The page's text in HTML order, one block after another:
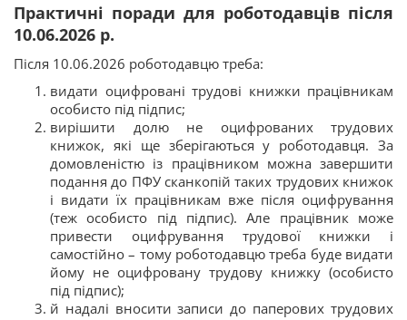
Практичні поради для роботодавців після
10.06.2026 р.
Після 10.06.2026 роботодавцю треба:
видати оцифровані трудові книжки працівникам
особисто під підпис;
вирішити долю не оцифрованих трудових
книжок, які ще зберігаються у роботодавця. За
домовленістю із працівником можна завершити
подання до ПФУ сканкопій таких трудових книжок
і видати їх працівникам вже після оцифрування
(теж особисто під підпис). Але працівник може
привести оцифрування трудової книжки і
самостійно – тому роботодавцю треба буде видати
йому не оцифровану трудову книжку (особисто
під підпис);
й надалі вносити записи до паперових трудових